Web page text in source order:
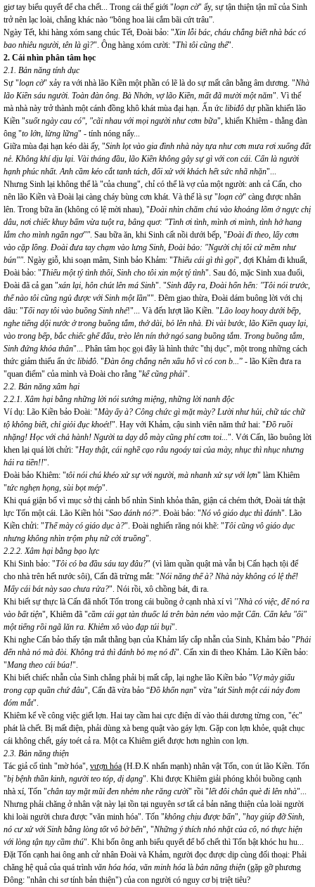
giơ tay biểu quyết để cha chết... Trong cái thế giới "loạn cờ" ấy, sự tận thiện tận mĩ của Sinh
trở nên lạc loài, chẳng khác nào “bông hoa lài cắm bãi cứt trâu”.
Ngày Tết, khi hàng xóm sang chúc Tết, Đoài bảo: "Xin lỗi bác, cháu chẳng biết nhà bác có
bao nhiêu người, tên là gì?". Ông hàng xóm cười: "Thì tôi cũng thế".
2. Cái nhìn phân tâm học
2.1. Bản năng tính dục
Sự "loạn cờ" xảy ra với nhà lão Kiền một phần có lẽ là do sự mất cân bằng âm dương. "Nhà
lão Kiền sáu người. Toàn đàn ông. Bà Nhớn, vợ lão Kiền, mất đã mười một năm". Vì thế
mà nhà này trở thành một cánh đồng khô khát mùa đại hạn. Ẩn ức libiđô dự phần khiến lão
Kiền "suốt ngày cau có", "cãi nhau với mọi người như cơm bữa", khiến Khiêm - thằng đàn
ông "to lớn, lừng lững" - tính nóng nẩy...
Giữa mùa đại hạn kéo dài ấy, "Sinh lọt vào gia đình nhà này tựa như cơn mưa rơi xuống đất
nẻ. Không khí dịu lại. Vài tháng đầu, lão Kiền không gây sự gì với con cái. Cấn là người
hạnh phúc nhất. Anh cầm kéo cắt tanh tách, đối xử với khách hết sức nhã nhặn"...
Nhưng Sinh lại không thể là "của chung", chỉ có thể là vợ của một người: anh cả Cấn, cho
nên lão Kiền và Đoài lại càng cháy bùng cơn khát. Và thế là sự "loạn cờ" càng được nhân
lên. Trong bữa ăn (không có lệ mời nhau), "Đoài nhìn chăm chú vào khoảng lõm ở ngực chị
dâu, nơi chiếc khuy bấm vừa tuột ra, bâng quơ: "Tình ơi tình, mình ơi mình, tình hở hang
lắm cho mình ngẩn ngơ"". Sau bữa ăn, khi Sinh cất nồi dưới bếp, "Đoài đi theo, lấy cơm
vào cặp lồng. Đoài đưa tay chạm vào lưng Sinh, Đoài bảo: "Người chị tôi cứ mềm như
bún"". Ngày giỗ, khi soạn mâm, Sinh bảo Khảm: "Thiếu cái gì thì gọi", đợi Khảm đi khuất,
Đoài bảo: "Thiếu một tý tình thôi, Sinh cho tôi xin một tý tình". Sau đó, mặc Sinh xua đuổi,
Đoài đã cả gan "xán lại, hôn chút lên má Sinh". "Sinh đẩy ra, Đoài hổn hển: "Tôi nói trước,
thế nào tôi cũng ngủ được với Sinh một lần"". Đêm giao thừa, Đoài dám buông lời với chị
dâu: "Tối nay tôi vào buồng Sinh nhé!"... Và đến lượt lão Kiền. "Lão loay hoay dưới bếp,
nghe tiếng dội nước ở trong buồng tắm, thở dài, bỏ lên nhà. Đi vài bước, lão Kiền quay lại,
vào trong bếp, bắc chiếc ghế đẩu, trèo lên nín thở ngó sang buồng tắm. Trong buồng tắm,
Sinh đứng khỏa thân"... Phân tâm học gọi đây là hình thức "thị dục", một trong những cách
thức giảm thiểu ẩn ức libiđô. "Đàn ông chẳng nên xấu hổ vì có con b...” - lão Kiền đưa ra
"quan điểm" của mình và Đoài cho rằng "kể cũng phải".
2.2. Bản năng xâm hại
2.2.1. Xâm hại bằng những lời nói sướng miệng, những lời nanh độc
Ví dụ: Lão Kiền bảo Đoài: "Mày ấy à? Công chức gì mặt mày? Lười như hủi, chữ tác chữ
tộ không biết, chỉ giỏi đục khoét!". Hay với Khảm, cậu sinh viên năm thứ hai: "Đồ ruồi
nhặng! Học với chả hành! Người ta dạy dỗ mày cũng phí cơm toi...". Với Cấn, lão buông lời
khen lại quá lời chửi: "Hay thật, cái nghề cạo râu ngoáy tai của mày, nhục thì nhục nhưng
hái ra tiền!!".
Đoài bảo Khiêm: "tôi nói chú khéo xử sự với người, mà nhanh xử sự với lợn" làm Khiêm
"tức nghẹn họng, sùi bọt mép".
Khi quá giận bố vì mục sở thị cảnh bố nhìn Sinh khỏa thân, giận cá chém thớt, Đoài tát thật
lực Tốn một cái. Lão Kiền hỏi "Sao đánh nó?". Đoài bảo: "Nó vô giáo dục thì đánh". Lão
Kiền chửi: "Thế mày có giáo dục à?". Đoài nghiến răng nói khẽ: "Tôi cũng vô giáo dục
nhưng không nhìn trộm phụ nữ cởi truồng".
2.2.2. Xâm hại bằng bạo lực
Khi Sinh bảo: "Tôi có ba đầu sáu tay đâu?" (vì làm quần quật mà vẫn bị Cấn hạch tội để
cho nhà trên hết nước sôi), Cấn đã trừng mắt: "Nói năng thế à? Nhà này không có lệ thế!
Mấy cái bát này sao chưa rửa?". Nói rồi, xô chồng bát, đi ra.
Khi biết sự thực là Cấn đã nhốt Tốn trong cái buồng ở cạnh nhà xí vì ''Nhà có việc, để nó ra
vào bất tiện", Khiêm đã "cầm cái gạt tàn thuốc lá trên bàn ném vào mặt Cấn. Cấn kêu "ối"
một tiếng rồi ngã lăn ra. Khiêm xô vào đạp túi bụi".
Khi nghe Cấn bảo thấy tận mắt thằng bạn của Khảm lấy cắp nhẫn của Sinh, Khảm bảo "Phải
đến nhà nó mà đòi. Không trả thì đánh bỏ mẹ nó đi". Cấn xin đi theo Khảm. Lão Kiền bảo:
"Mang theo cái búa!".
Khi biết chiếc nhẫn của Sinh chẳng phải bị mất cắp, lại nghe lão Kiền bảo "Vợ mày giấu
trong cạp quần chứ đâu", Cấn đã vừa bảo “Đồ khốn nạn" vừa "tát Sinh một cái nảy đom
đóm mắt".
Khiêm kể về công việc giết lợn. Hai tay cầm hai cực điện dí vào thái dương từng con, "éc"
phát là chết. Bị mất điện, phải dùng xà beng quật vào gáy lợn. Gặp con lợn khỏe, quật chục
cái không chết, gáy toét cả ra. Một ca Khiêm giết được hơn nghìn con lợn.
2.3. Bản năng thiện
Tác giả cố tình "mờ hóa", vượn hóa (H.Đ.K nhấn mạnh) nhân vật Tốn, con út lão Kiền. Tốn
"bị bệnh thần kinh, người teo tóp, dị dạng". Khi được Khiêm giải phóng khỏi buồng cạnh
nhà xí, Tốn "chân tay mặt mũi đen nhẻm nhe răng cười" rồi "lết đôi chân què đi lên nhà"...
Nhưng phải chăng ở nhân vật này lại tồn tại nguyên sơ tất cả bản năng thiện của loài người
khi loài người chưa được "văn minh hóa". Tốn "không chịu được bẩn", "hay giúp đỡ Sinh,
nó cư xử với Sinh bằng lòng tốt vô bờ bến", "Những ý thích nhỏ nhặt của cô, nó thực hiện
với lòng tận tụy cầm thú". Khi bốn ông anh biểu quyết để bố chết thì Tốn bật khóc hu hu...
Đặt Tốn cạnh hai ông anh cử nhân Đoài và Khảm, người đọc được dịp cùng đối thoại: Phải
chăng hệ quả của quá trình văn hóa hóa, văn minh hóa là bản năng thiện (gặp gỡ phương
Đông: "nhân chi sơ tính bản thiện") của con người có nguy cơ bị triệt tiêu?